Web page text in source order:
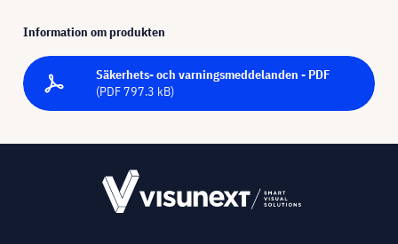
Information om produkten
Säkerhets- och varningsmeddelanden - PDF
(PDF 797.3 kB)